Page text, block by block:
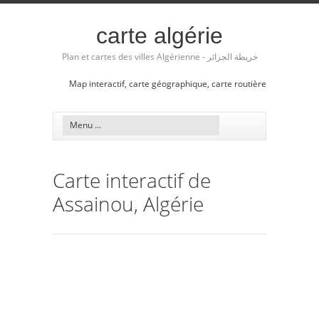
carte algérie
Plan et cartes des villes Algérienne - خريطة الجزائر
Map interactif, carte géographique, carte routière
Carte interactif de
Assainou, Algérie